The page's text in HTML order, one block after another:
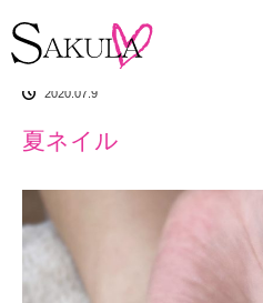
イチオシアイテム
2020.07.9
夏ネイル